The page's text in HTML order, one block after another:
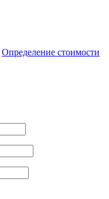
Определение стоимости